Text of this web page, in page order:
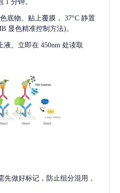
1 分钟。
底物。贴上覆膜， 37°C 静置
显色精准控制方法)。
液。立即在 450nm 处读取
先做好标记，防止组分混用，